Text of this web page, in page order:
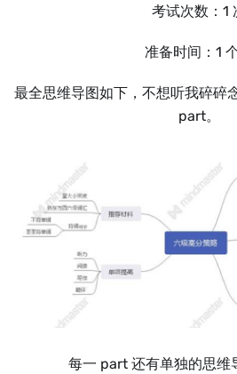
考试次数：1
准备时间：1
最全思维导图如下，不想听我碎碎
part。
每一 part 还有单独的思维